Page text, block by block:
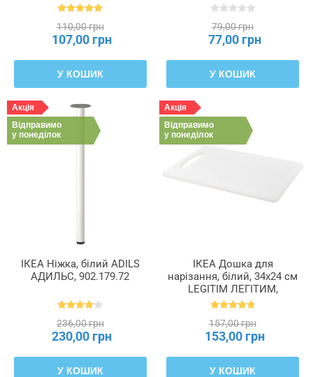
110,00 грн
107,00 грн
У КОШИК
79,00 грн
77,00 грн
У КОШИК
Акція
Відправимо
у понеділок
ІКЕА Ніжка, білий ADILS
АДИЛЬС, 902.179.72
236,00 грн
230,00 грн
У КОШИК
Акція
Відправимо
у понеділок
ІКЕА Дошка для
нарізання, білий, 34x24 см
LEGITIM ЛЕГІТИМ,
902.022.68
157,00 грн
153,00 грн
У КОШИК